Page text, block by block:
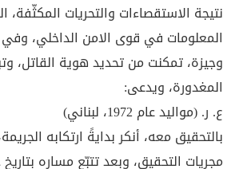
نتيجة الاستقصاءات والتحريات
المعلومات في قوى الامن الداخلي، وفي
وجيزة، تمكنت من تحديد هوية القاتل،
المغدورة، ويدعى:
ع. ر. (مواليد عام 1972، لبناني)
بالتحقيق معه، أنكر بدايةً ارتكابه
مجريات التحقيق، وبعد تتبّع مساره